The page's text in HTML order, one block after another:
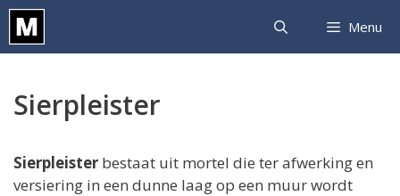
Ga
naar
de
Menu
Sierpleister
Sierpleister bestaat uit mortel die ter afwerking en
versiering in een dunne laag op een muur wordt